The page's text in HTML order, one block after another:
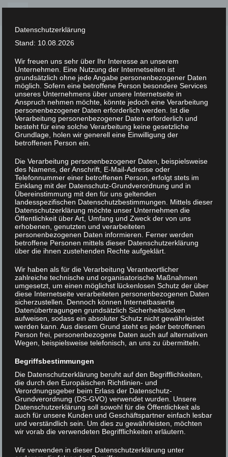
Skip
content
XLAB STIFTUNG
UNCATEGORIZED / 21. MÄRZ 2023
DSC07723
DSC07723
Beitrags-
Navigation
< DSC07751 DSC07731 >
Datenschutzerklärung
Stand: 10.08.2026
Wir freuen uns sehr über Ihr Interesse an unserem
Unternehmen. Eine Nutzung der Internetseiten ist
grundsätzlich ohne jede Angabe personenbezogener Daten
möglich. Sofern eine betroffene Person besondere Services
unseres Unternehmens über unsere Internetseite in
Anspruch nehmen möchte, könnte jedoch eine Verarbeitung
personenbezogener Daten erforderlich werden. Ist die
Verarbeitung personenbezogener Daten erforderlich und
besteht für eine solche Verarbeitung keine gesetzliche
Grundlage, holen wir generell eine Einwilligung der
betroffenen Person ein.
Die Verarbeitung personenbezogener Daten, beispielsweise
des Namens, der Anschrift, E-Mail-Adresse oder
Telefonnummer einer betroffenen Person, erfolgt stets im
Einklang mit der Datenschutz-Grundverordnung und in
Übereinstimmung mit den für uns geltenden
landesspezifischen Datenschutzbestimmungen. Mittels dieser
Datenschutzerklärung möchte unser Unternehmen die
Öffentlichkeit über Art, Umfang und Zweck der von uns
erhobenen, genutzten und verarbeiteten
personenbezogenen Daten informieren. Ferner werden
betroffene Personen mittels dieser Datenschutzerklärung
über die ihnen zustehenden Rechte aufgeklärt.
Wir haben als für die Verarbeitung Verantwortlicher
zahlreiche technische und organisatorische Maßnahmen
umgesetzt, um einen möglichst lückenlosen Schutz der über
diese Internetseite verarbeiteten personenbezogenen Daten
sicherzustellen. Dennoch können Internetbasierte
Datenübertragungen grundsätzlich Sicherheitslücken
aufweisen, sodass ein absoluter Schutz nicht gewährleistet
werden kann. Aus diesem Grund steht es jeder betroffenen
Person frei, personenbezogene Daten auch auf alternativen
Wegen, beispielsweise telefonisch, an uns zu übermitteln.
Begriffsbestimmungen
Die Datenschutzerklärung beruht auf den Begrifflichkeiten,
die durch den Europäischen Richtlinien- und
Verordnungsgeber beim Erlass der Datenschutz-
Grundverordnung (DS-GVO) verwendet wurden. Unsere
Datenschutzerklärung soll sowohl für die Öffentlichkeit als
auch für unsere Kunden und Geschäftspartner einfach lesbar
und verständlich sein. Um dies zu gewährleisten, möchten
wir vorab die verwendeten Begrifflichkeiten erläutern.
Wir verwenden in dieser Datenschutzerklärung unter